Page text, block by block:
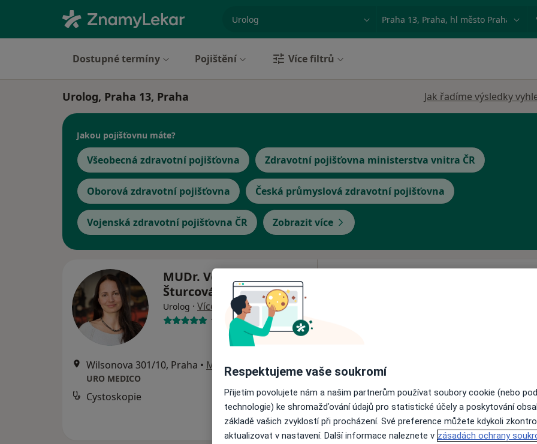
Dostupné termíny Pojištění Více filtrů
Urolog, Praha 13, Praha Jak řadíme výsledky
Jakou pojišťovnu máte?
Všeobecná zdravotní pojišťovna Zdravotní pojišťovna ministerstva vnitra ČR
Oborová zdravotní pojišťovna Česká průmyslová zdravotní pojišťovna
Vojenská zdravotní pojišťovna ČR Zobrazit více
MUDr. Veronika Kaliská
Šturcová, FEBU
Urolog · Více
10 názorů
Wilsonova 301/10, Praha • Mapa
URO MEDICO
Cystoskopie od 3 000 kč
Respektujeme vaše soukromí
Přijetím povolujete nám a našim partnerům používat soubory cookie (nebo
technologie) ke shromažďování údajů pro statistické účely a poskytování
základě vašich zvyklostí při procházení. Své preference můžete kdykoli
aktualizovat v nastavení. Další informace naleznete v zásadách ochrany